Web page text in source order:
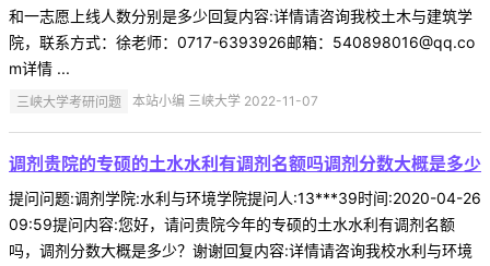
和一志愿上线人数分别是多少回复内容:详情请咨询我校土木与建筑学
院，联系方式：徐老师：0717-6393926邮箱：540898016@qq.co
m详情 ...
三峡大学考研问题 本站小编 三峡大学 2022-11-07
调剂贵院的专硕的土水水利有调剂名额吗调剂分数大概是多少
提问问题:调剂学院:水利与环境学院提问人:13***39时间:2020-04-26
09:59提问内容:您好，请问贵院今年的专硕的土水水利有调剂名额
吗，调剂分数大概是多少？谢谢回复内容:详情请咨询我校水利与环境